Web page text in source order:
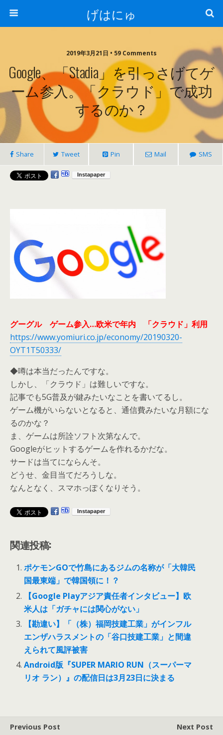
げはにゅ
2019年3月21日 • 59 Comments
Google、「Stadia」を引っさげてゲ
ーム参入。「クラウド」で成功
するのか？
Share Tweet Pin Mail SMS
グーグル ゲーム参入…欧米で年内 「クラウド」利用
https://www.yomiuri.co.jp/economy/20190320-
OYT1T50333/
◆噂は本当だったんですな。
しかし、「クラウド」は難しいですな。
記事でも5G普及が鍵みたいなことを書いてるし。
ゲーム機がいらないとなると、通信費みたいな月額にな
るのかな？
ま、ゲームは所詮ソフト次第なんで。
Googleがヒットするゲームを作れるかだな。
サードは当てにならんそ。
どうせ、金目当てだろうしな。
なんとなく、スマホっぽくなりそう。
関連投稿:
ポケモンGOで竹島にあるジムの名称が「大韓民
国最東端」で韓国領に！？
【Google Playアジア責任者インタビュー】欧
米人は「ガチャには関心がない」
【勘違い】「（株）福岡技建工業」がインフル
エンザハラスメントの「谷口技建工業」と間違
えられて風評被害
Android版『SUPER MARIO RUN（スーパーマ
リオ ラン）』の配信日は3月23日に決まる
Previous Post
Next Post